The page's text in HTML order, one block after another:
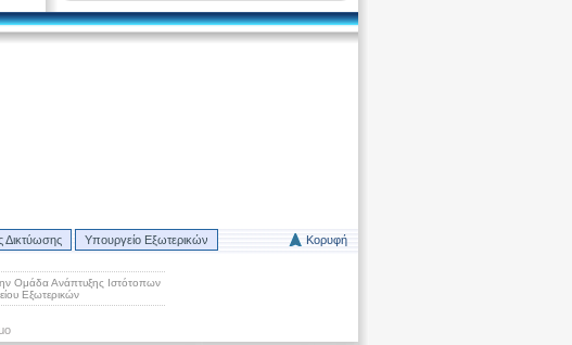
Δικτύωσης Υπουργείο Εξωτερικών Κορυφή
Ομάδα Ανάπτυξης Ιστότοπων
Εξωτερικών